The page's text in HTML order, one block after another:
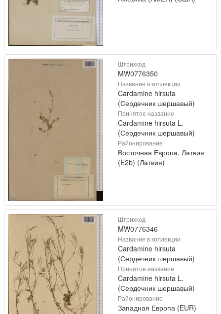
Штрихкод
MW0776350
Название в коллекции
Cardamine hirsuta
(Сердечник шершавый)
Принятое название
Cardamine hirsuta L.
(Сердечник шершавый)
Районирование
Восточная Европа, Латвия
(E2b) (Латвия)
Штрихкод
MW0776346
Название в коллекции
Cardamine hirsuta
(Сердечник шершавый)
Принятое название
Cardamine hirsuta L.
(Сердечник шершавый)
Районирование
Западная Европа (EUR)